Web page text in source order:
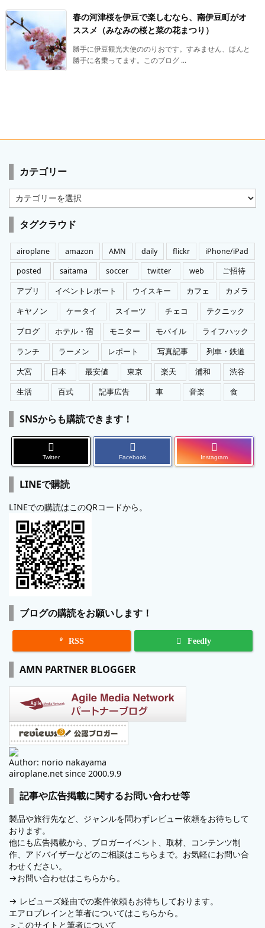
春の河津桜を伊豆で楽しむなら、南伊豆町がオ
ススメ（みなみの桜と菜の花まつり）
勝手に伊豆観光大使ののりおです。すみません、ほんと
勝手に名乗ってます。このブログ ...
カテゴリー
カ
テ
ゴ
リ
ー
タグクラウド
airoplane amazon AMN daily flickr
iPhone/iPad
posted
saitama soccer twitter web
ご招待
アプリ
イベントレポート ウイスキー カフェ
カメラ
キヤノン
ケータイ スイーツ チェコ
テクニック
ブログ
ホテル・宿 モニター モバイル
ライフハック
ランチ
ラーメン レポート 写真記事
列車・鉄道
大宮
日本 最安値 東京 楽天 浦和
渋谷
生活
百式 記事広告 車 音楽 食
SNSからも購読できます！
Twitter Facebook Instagram
LINEで購読
LINEでの購読はこのQRコードから。
ブログの購読をお願いします！
 RSS Feedly
AMN PARTNER BLOGGER
Author: norio nakayama
airoplane.net since 2000.9.9
記事や広告掲載に関するお問い合わせ等
製品や旅行先など、ジャンルを問わずレビュー依頼をお待ちして
おります。
他にも広告掲載から、ブロガーイベント、取材、コンテンツ制
作、アドバイザーなどのご相談はこちらまで。お気軽にお問い合
わせください。
→お問い合わせはこちらから。
→ レビューズ経由での案件依頼もお待ちしております。
エアロプレインと筆者についてはこちらから。
＞ このサイトと筆者について